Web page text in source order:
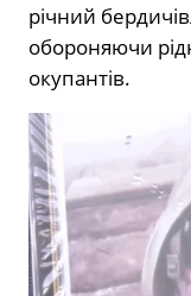
річний
обороняючи
окупантів.